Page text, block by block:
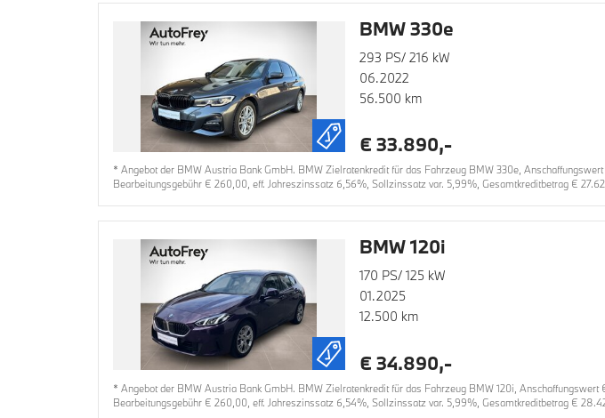
BMW 330e
293 PS/ 216 kW
06.2022
56.500 km
€ 33.890,-
* Angebot der BMW Austria Bank GmbH. BMW Zielratenkredit für das Fahrzeug BMW 330e,
Bearbeitungsgebühr € 260,00, eff. Jahreszinssatz 6,56%, Sollzinssatz var. 5,99%, Gesamtkreditbetrag €
BMW 120i
170 PS/ 125 kW
01.2025
12.500 km
€ 34.890,-
* Angebot der BMW Austria Bank GmbH. BMW Zielratenkredit für das Fahrzeug BMW 120i,
Bearbeitungsgebühr € 260,00, eff. Jahreszinssatz 6,54%, Sollzinssatz var. 5,99%, Gesamtkreditbetrag €